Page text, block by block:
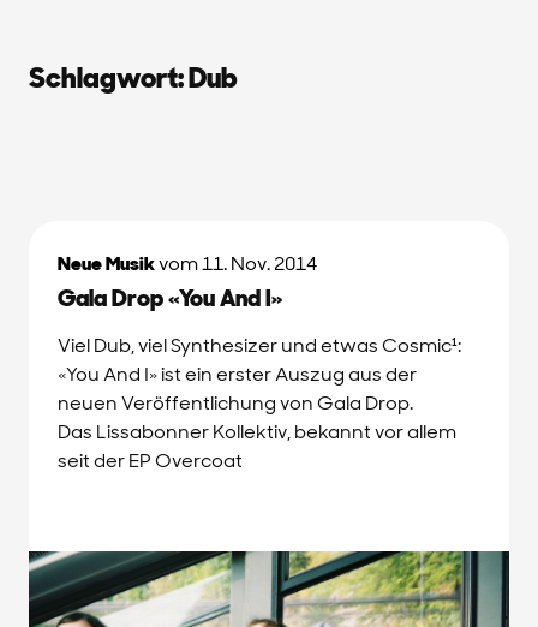
Schlagwort:Dub
Neue Musikvom 11. Nov. 2014
Gala Drop «You And I»
Viel Dub, viel Synthesizer und etwas Cosmic¹:
«You And I» ist ein erster Auszug aus der
neuen Veröffentlichung von Gala Drop.
Das Lissabonner Kollektiv, bekannt vor allem
seit der EP Overcoat